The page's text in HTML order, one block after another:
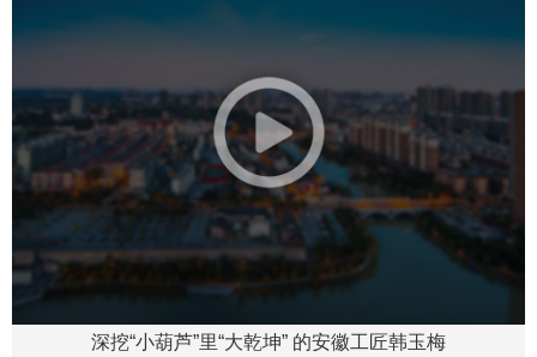
深挖“小葫芦”里“大乾坤” 的安徽工匠韩玉梅